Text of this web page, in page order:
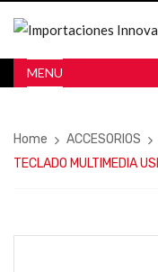
MENU
Home ACCESORIOS
TECLADO MULTIMEDIA